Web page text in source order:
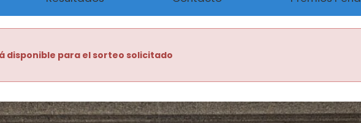
disponible para el sorteo solicitado